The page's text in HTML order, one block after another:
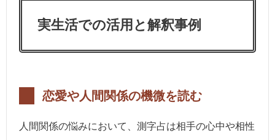
実生活での活用と解釈事例
恋愛や人間関係の機微を読む
人間関係の悩みにおいて、測字占は相手の心中や相性